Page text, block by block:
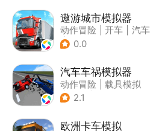
遨游城市模拟器
动作冒险 开车
汽车
| 载具模拟
0.0
汽车车祸模拟器
动作冒险
载具模拟
| 汽车
2.1
欧洲卡车模拟